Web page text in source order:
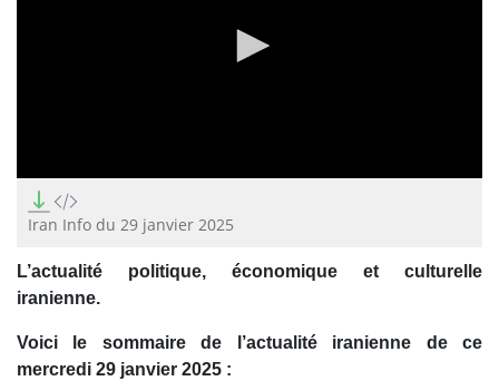
seconds
of
56
seconds
Iran Info du 29 janvier 2025
L’actualité politique, économique et culturelle
iranienne.
Voici le sommaire de l’actualité iranienne de ce
mercredi 29 janvier 2025 :